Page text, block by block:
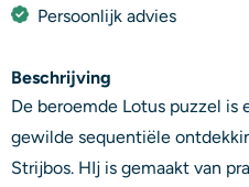
Persoonlijk advies
Beschrijving
De beroemde Lotus puzzel is
gewilde sequentiële
Strijbos. HIj is gemaakt van